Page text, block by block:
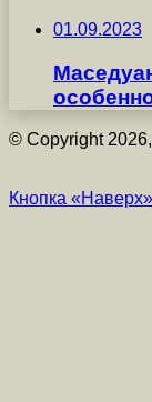
01.09.2023
© Copyright
Кнопка «Наверх»